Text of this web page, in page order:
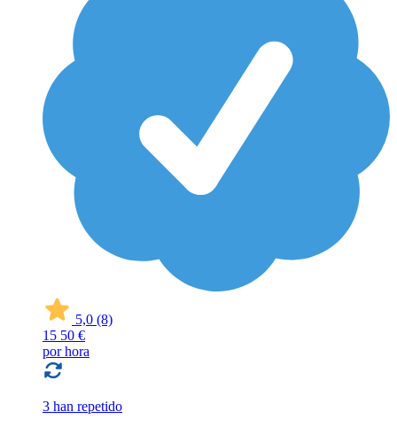
5,0 (8)
15 50 €
por hora
3 han repetido